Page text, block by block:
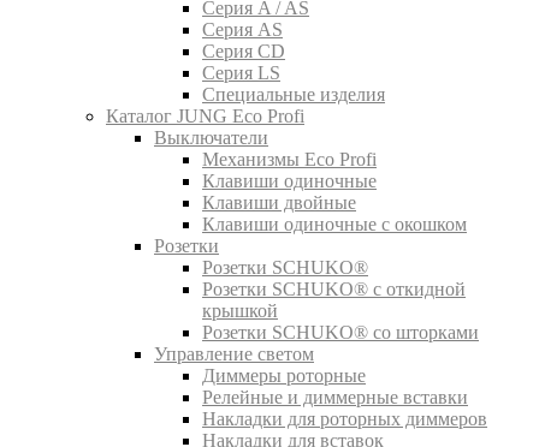
Серия A / AS
Серия AS
Серия CD
Серия LS
Специальные изделия
Каталог JUNG Eco Profi
Выключатели
Механизмы Eco Profi
Клавиши одиночные
Клавиши двойные
Клавиши одиночные с окошком
Розетки
Розетки SCHUKO®
Розетки SCHUKO® с откидной
крышкой
Розетки SCHUKO® со шторками
Управление светом
Диммеры роторные
Релейные и диммерные вставки
Накладки для роторных диммеров
Накладки для вставок